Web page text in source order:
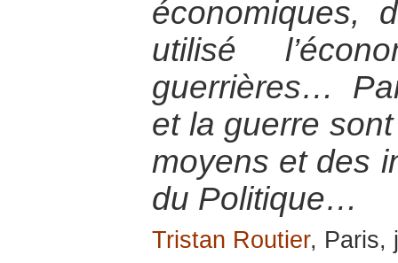
économiques,
utilisé
guerrières…
et la guerre
moyens et des
du Politique…
Tristan Routier, Paris,